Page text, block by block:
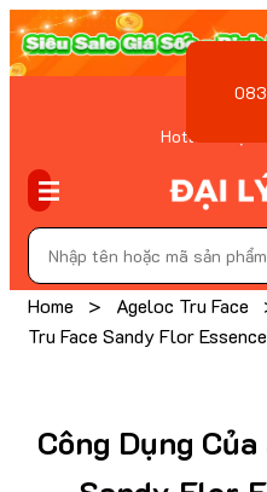
Hotline Đặt
Home > Ageloc Tru Face
Tru Face Sandy Flor
Công Dụng Của